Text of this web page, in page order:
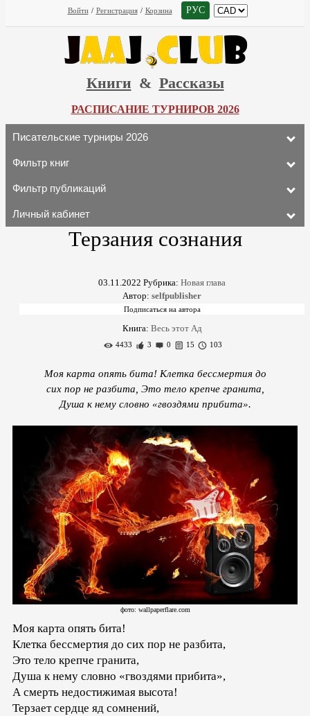
Войти / Регистрация / Корзина РУС
Книги & Рассказы
РАСПИСАНИЕ ТУРНИРОВ 2026
Писательские турниры 2026
Фильтр книг
Фильтр публикаций
Личный кабинет
Терзания сознания
03.11.2022 Рубрика: Новая глава
Автор: selfpublisher
Книга: Весь этот Ад
4433 3 0 15 103
Моя карта опять бита! Клетка бессмертия до
сих пор не разбита, Это тело крепче гранита,
Душа к нему словно «гвоздями прибита».
фото: wallpaperflare.com
Моя карта опять бита!
Клетка бессмертия до сих пор не разбита,
Это тело крепче гранита,
Душа к нему словно «гвоздями прибита»,
А смерть недостижимая высота!
Терзает сердце яд сомнений,